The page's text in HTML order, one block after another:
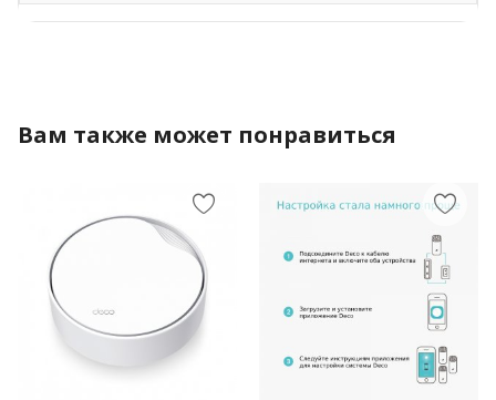
Вам также может понравиться